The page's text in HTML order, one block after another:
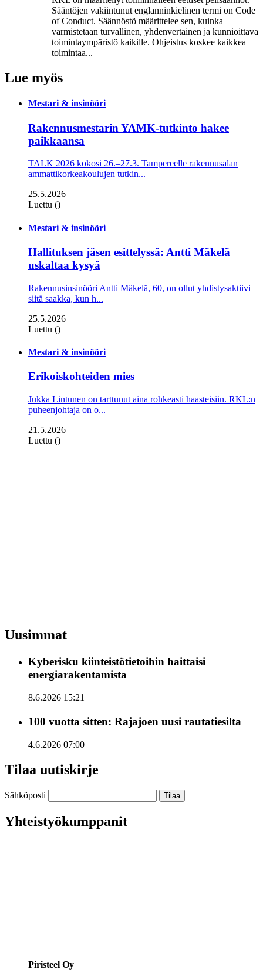
Sääntöjen vakiintunut englanninkielinen termi on Code
of Conduct. Säännöstö määrittelee sen, kuinka
varmistetaan turvallinen, yhdenvertainen ja kun­nioittava
toimintaympäristö kaikille. Ohjeistus koskee kaikkea
toimintaa...
Lue myös
Mestari & insinööri
Rakennusmestarin YAMK-tutkinto hakee
paikkaansa
TALK 2026 kokosi 26.–27.3. Tampereelle rakennusalan
ammattikorkeakoulujen tutkin...
25.5.2026
Luettu ()
Mestari & insinööri
Hallituksen jäsen esittelyssä: Antti Mäkelä
uskaltaa kysyä
Rakennusinsinööri Antti Mäkelä, 60, on ollut yhdistysaktiivi
siitä saakka, kun h...
25.5.2026
Luettu ()
Mestari & insinööri
Erikoiskohteiden mies
Jukka Lintunen on tarttunut aina rohkeasti haasteisiin. RKL:n
puheenjohtaja on o...
21.5.2026
Luettu ()
Uusimmat
Kyberisku kiinteistötietoihin haittaisi
energiarakentamista
8.6.2026 15:21
100 vuotta sitten: Rajajoen uusi rautatiesilta
4.6.2026 07:00
Tilaa uutiskirje
Sähköposti
Yhteistyökumppanit
Piristeel Oy